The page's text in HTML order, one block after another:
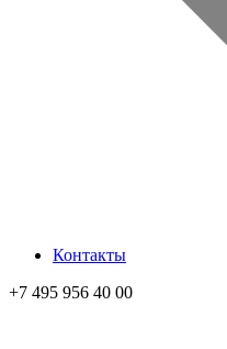
Контакты
+7 495 956 40 00